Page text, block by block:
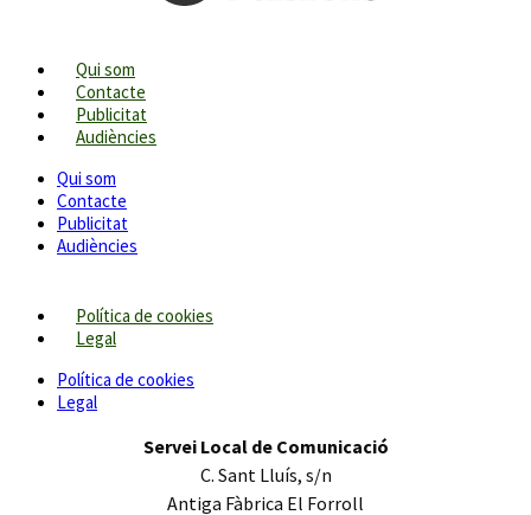
Qui som
Contacte
Publicitat
Audiències
Qui som
Contacte
Publicitat
Audiències
Política de cookies
Legal
Política de cookies
Legal
Servei Local de Comunicació
C. Sant Lluís, s/n
Antiga Fàbrica El Forroll